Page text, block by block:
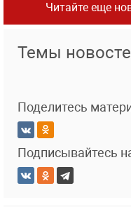
Читайте еще
Темы
Поделитесь
Подписывайтесь